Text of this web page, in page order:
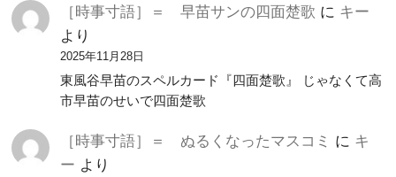
［時事寸語］＝ 早苗サンの四面楚歌 に キー
より
2025年11月28日
東風谷早苗のスペルカード『四面楚歌』 じゃなくて高
市早苗のせいで四面楚歌
［時事寸語］＝ ぬるくなったマスコミ に キ
ー より